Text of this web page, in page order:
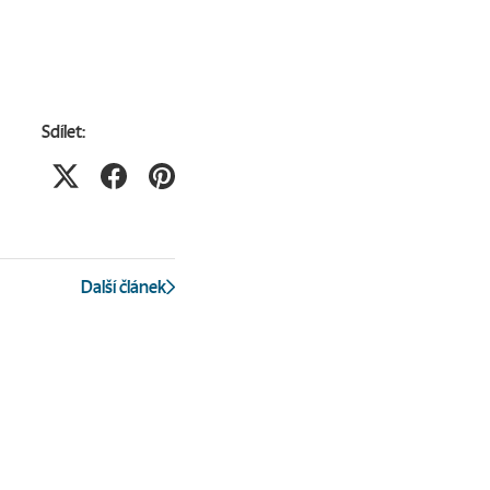
Sdílet:
Další článek